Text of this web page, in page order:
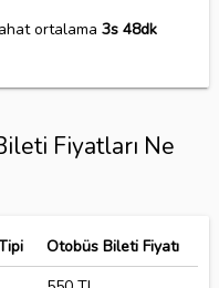
ortalama 3s 48dk
Fiyatları Ne
Otobüs Bileti Fiyatı